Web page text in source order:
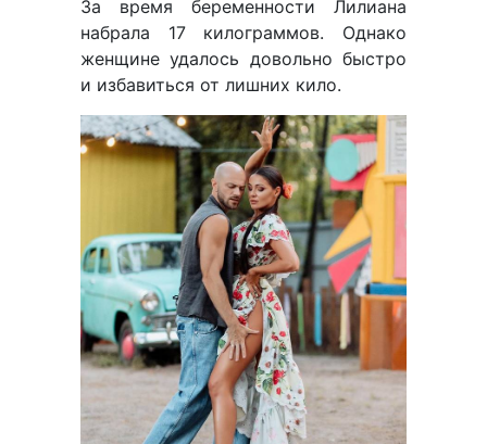
За время беременности Лилиана
набрала 17 килограммов. Однако
женщине удалось довольно быстро
и избавиться от лишних кило.